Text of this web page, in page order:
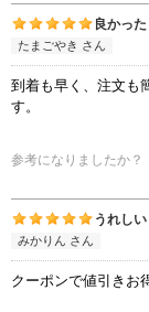
良かった
たまごやき さん
到着も早く、注文も
す。
参考になりましたか？
うれしい
みかりん さん
クーポンで値引きお